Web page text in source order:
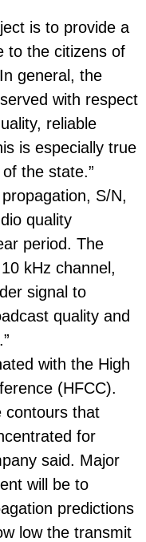
is to provide a
to the citizens of
general, the
with respect
reliable
is especially true
the state.”
S/N,
quality
period. The
kHz channel,
signal to
quality and
with the High
(HFCC).
contours that
for
said. Major
will be to
predictions
low the transmit